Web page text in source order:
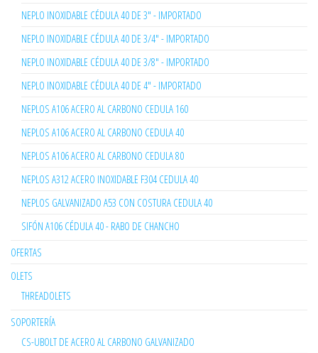
NEPLO INOXIDABLE CÉDULA 40 DE 3" - IMPORTADO
NEPLO INOXIDABLE CÉDULA 40 DE 3/4" - IMPORTADO
NEPLO INOXIDABLE CÉDULA 40 DE 3/8" - IMPORTADO
NEPLO INOXIDABLE CÉDULA 40 DE 4" - IMPORTADO
NEPLOS A106 ACERO AL CARBONO CEDULA 160
NEPLOS A106 ACERO AL CARBONO CEDULA 40
NEPLOS A106 ACERO AL CARBONO CEDULA 80
NEPLOS A312 ACERO INOXIDABLE F304 CEDULA 40
NEPLOS GALVANIZADO A53 CON COSTURA CEDULA 40
SIFÓN A106 CÉDULA 40 - RABO DE CHANCHO
OFERTAS
OLETS
THREADOLETS
SOPORTERÍA
CS-UBOLT DE ACERO AL CARBONO GALVANIZADO